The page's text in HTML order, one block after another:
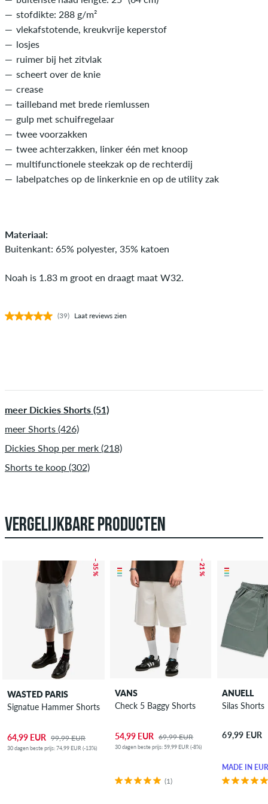
stofdikte: 288 g/m²
vlekafstotende, kreukvrije keperstof
losjes
ruimer bij het zitvlak
scheert over de knie
crease
tailleband met brede riemlussen
gulp met schuifregelaar
twee voorzakken
twee achterzakken, linker één met knoop
multifunctionele steekzak op de rechterdij
labelpatches op de linkerknie en op de utility zak
Materiaal:
Buitenkant: 65% polyester, 35% katoen
Noah is 1.83 m groot en draagt maat W32.
(39) Laat reviews zien
meer Dickies Shorts (51)
meer Shorts (426)
Dickies Shop per merk (218)
Shorts te koop (302)
VERGELIJKBARE PRODUCTEN
– 35 %
WASTED PARIS
Signatue Hammer Shorts
64,99 EUR 99,99 EUR
30 dagen beste prijs: 74,99 EUR (-13%)
– 21 %
VANS
Check 5 Baggy Shorts
54,99 EUR 69,99 EUR
30 dagen beste prijs: 59,99 EUR (-8%)
(1)
ANUELL
Silas Shorts
69,99 EUR
MADE IN